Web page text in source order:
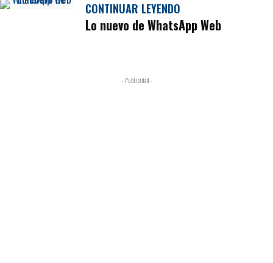
CONTINUAR LEYENDO
Lo nuevo de WhatsApp Web
- Publicidad -